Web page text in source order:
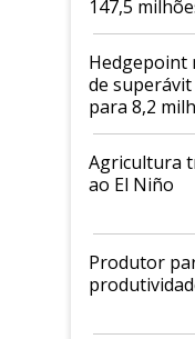
147,5
2026/27
Hedgepoint
de
para 8,2
Agricultura
ao El Niño
Produtor